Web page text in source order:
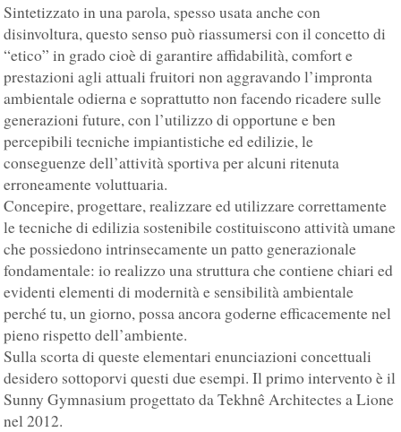
Sintetizzato in una parola, spesso usata anche con
disinvoltura, questo senso può riassumersi con il concetto di
“etico” in grado cioè di garantire affidabilità, comfort e
prestazioni agli attuali fruitori non aggravando l’impronta
ambientale odierna e soprattutto non facendo ricadere sulle
generazioni future, con l’utilizzo di opportune e ben
percepibili tecniche impiantistiche ed edilizie, le
conseguenze dell’attività sportiva per alcuni ritenuta
erroneamente voluttuaria.
Concepire, progettare, realizzare ed utilizzare correttamente
le tecniche di edilizia sostenibile costituiscono attività umane
che possiedono intrinsecamente un patto generazionale
fondamentale: io realizzo una struttura che contiene chiari ed
evidenti elementi di modernità e sensibilità ambientale
perché tu, un giorno, possa ancora goderne efficacemente nel
pieno rispetto dell’ambiente.
Sulla scorta di queste elementari enunciazioni concettuali
desidero sottoporvi questi due esempi. Il primo intervento è il
Sunny Gymnasium progettato da Tekhnê Architectes a Lione
nel 2012.